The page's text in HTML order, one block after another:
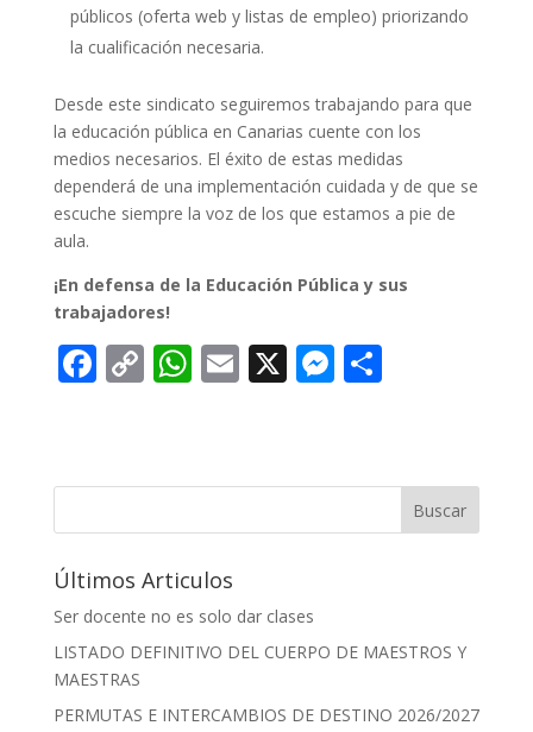
públicos (oferta web y listas de empleo) priorizando
la cualificación necesaria.
Desde este sindicato seguiremos trabajando para que
la educación pública en Canarias cuente con los
medios necesarios. El éxito de estas medidas
dependerá de una implementación cuidada y de que se
escuche siempre la voz de los que estamos a pie de
aula.
¡En defensa de la Educación Pública y sus
trabajadores!
F
b
k
C
y
k
W
s
p
E
l
X M
e
C
p
arBuscar
Últimos Articulos
Ser docente no es solo dar clases
LISTADO DEFINITIVO DEL CUERPO DE MAESTROS Y
MAESTRAS
PERMUTAS E INTERCAMBIOS DE DESTINO 2026/2027